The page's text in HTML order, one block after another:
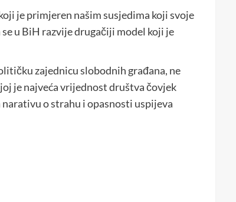
je primjeren našim susjedima koji svoje
u BiH razvije drugačiji model koji je
zajednicu slobodnih građana, ne
je najveća vrijednost društva čovjek
o strahu i opasnosti uspijeva